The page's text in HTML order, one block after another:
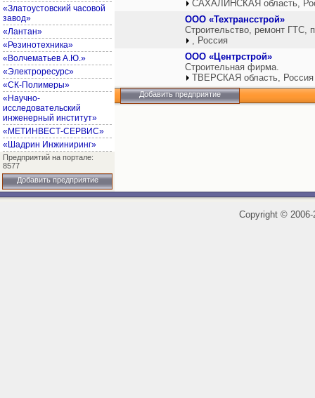
«Златоустовский часовой
завод»
«Лантан»
«Резинотехника»
«Волчематьев А.Ю.»
«Электроресурс»
«СК-Полимеры»
«Научно-
исследовательский
инженерный институт»
«МЕТИНВЕСТ-СЕРВИС»
«Шадрин Инжиниринг»
Предприятий на портале:
8577
Добавить предприятие
САХАЛИНСКАЯ область,
ООО «Техтрансстрой»
Строительство, ремонт ГТС,
, Россия
ООО «Центрстрой»
Строительная фирма.
ТВЕРСКАЯ область, Россия
Добавить предприятие
Copyright ©